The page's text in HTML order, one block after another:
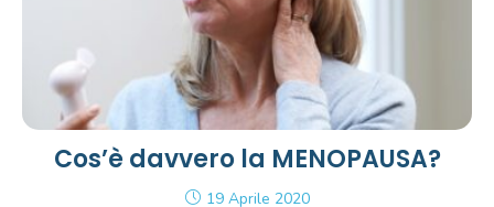
Cos’è davvero la MENOPAUSA?
19 Aprile 2020